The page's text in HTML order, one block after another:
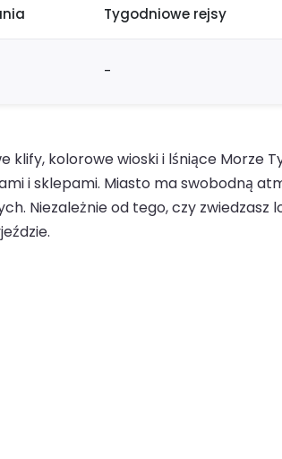
Tygodniowe rejsy
-
kolorowe wioski i lśniące Morze
i sklepami. Miasto ma swobodną
Niezależnie od tego, czy zwiedzasz